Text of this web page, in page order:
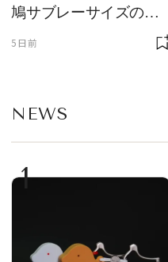
鳩サブレーサイズのポ
ーチ「はとっこ」を限
5日前
NEWS
1